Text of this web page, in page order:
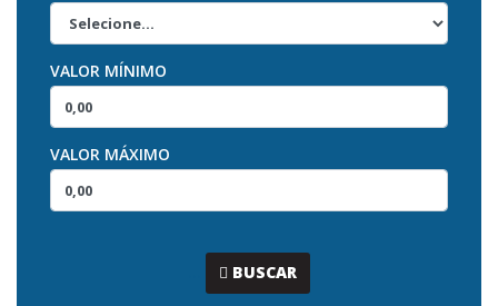
VALOR MÍNIMO
VALOR MÁXIMO
BUSCAR